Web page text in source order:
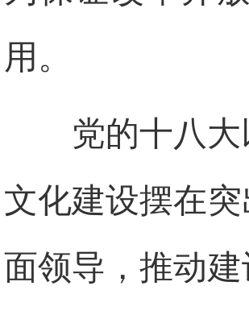
用。
党的十八
文化建设摆在
面领导，推动